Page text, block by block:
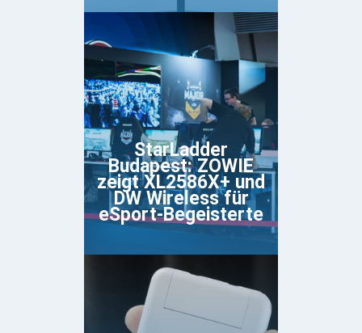
StarLadder
Budapest: ZOWIE
zeigt XL2586X+ und
DW Wireless für
eSport-Begeisterte